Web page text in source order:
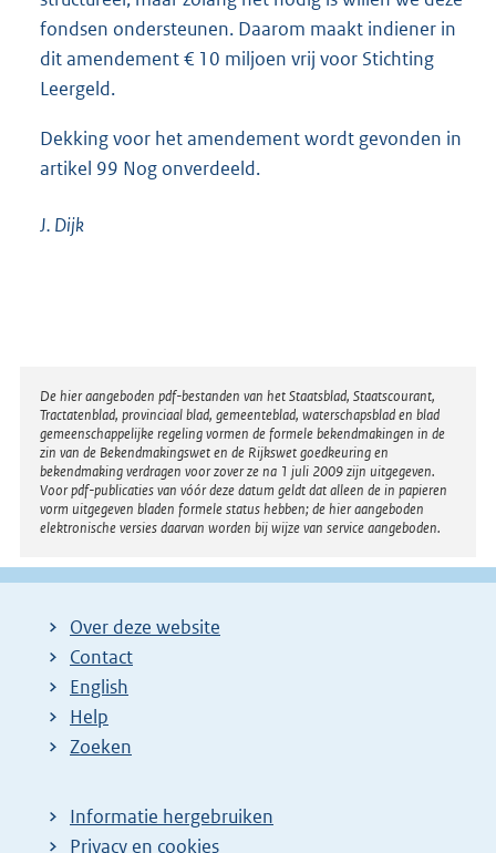
fondsen ondersteunen. Daarom maakt indiener in
dit amendement € 10 miljoen vrij voor Stichting
Leergeld.
Dekking voor het amendement wordt gevonden in
artikel 99 Nog onverdeeld.
J. Dijk
Disclaimer
De hier aangeboden pdf-bestanden van het Staatsblad, Staatscourant,
Tractatenblad, provinciaal blad, gemeenteblad, waterschapsblad en blad
gemeenschappelijke regeling vormen de formele bekendmakingen in de
zin van de Bekendmakingswet en de Rijkswet goedkeuring en
bekendmaking verdragen voor zover ze na 1 juli 2009 zijn uitgegeven.
Voor pdf-publicaties van vóór deze datum geldt dat alleen de in papieren
vorm uitgegeven bladen formele status hebben; de hier aangeboden
elektronische versies daarvan worden bij wijze van service aangeboden.
Over deze website
Contact
English
Help
Zoeken
Informatie hergebruiken
Privacy en cookies